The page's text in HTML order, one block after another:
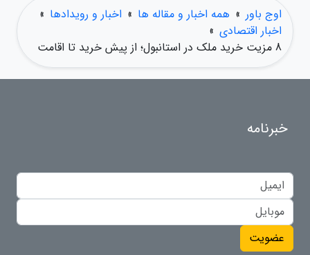
اوج باور » همه اخبار و مقاله ها » اخبار و رویدادها »
اخبار اقتصادی »
8 مزیت خرید ملک در استانبول؛ از پیش خرید تا اقامت
خبرنامه
عضویت